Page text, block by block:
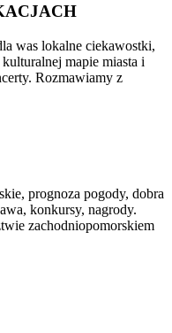
was lokalne ciekawostki,
mapie miasta i
Rozmawiamy z
prognoza pogody, dobra
konkursy, nagrody.
zachodniopomorskiem